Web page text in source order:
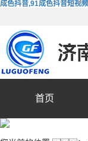
成色抖音,91成色抖音短视
首页